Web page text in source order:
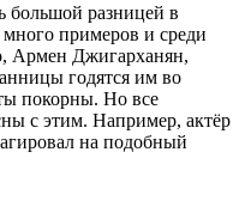
большой разницей в
примеров и среди
Армен Джигарханян,
годятся им во
покорны. Но все
с этим. Например, актёр
на подобный